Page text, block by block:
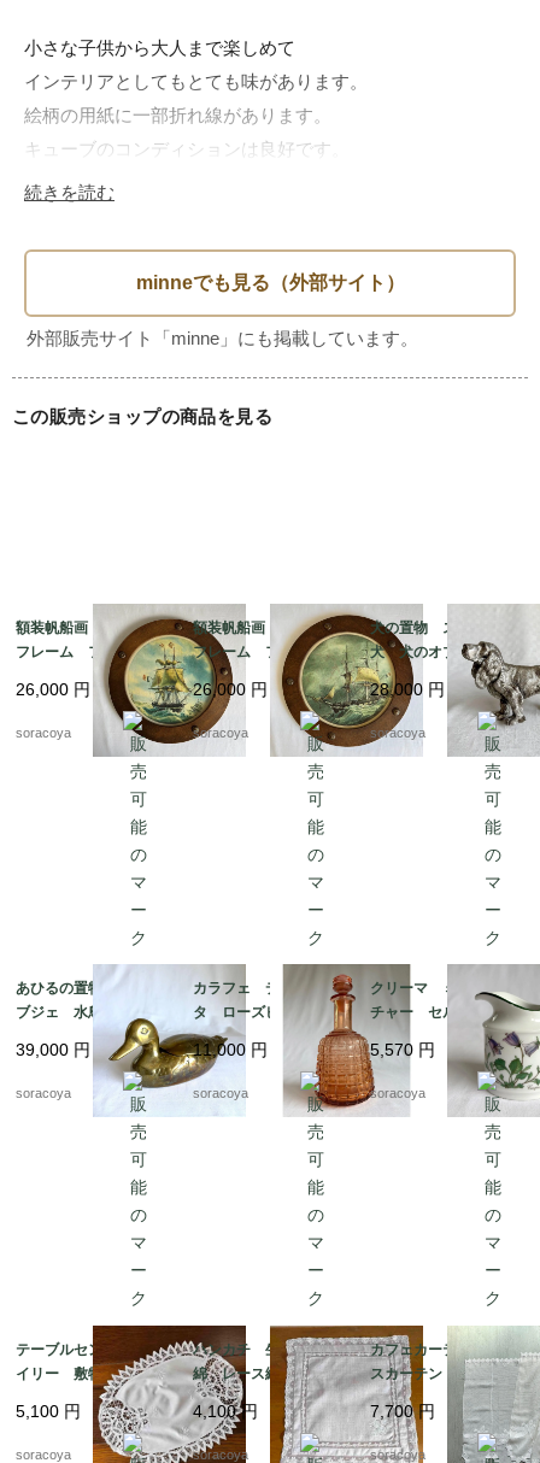
小さな子供から大人まで楽しめて
インテリアとしてもとても味があります。
絵柄の用紙に一部折れ線があります。
キューブのコンディションは良好です。
キューブ　42 × 42 × 42
■素材： 紙　樹脂
■ブランド：　Garnier社
Walt Disney Productions
■在庫：　1
続きを読む
この販売ショップの商品を見る
額装帆船画 木製丸型
フレーム フランス
マリン 晴天 航海 19
otm18-2
26,000 円
soracoya
額装帆船画 木製丸型
フレーム フランス
マリン 荒天 航海 1
9otm18-1
26,000 円
soracoya
犬の置物 スパニエル
犬 犬のオブジェ 猟
犬 メタルオブジェ 19
otk30
28,000 円
soracoya
あひるの置物 真鍮オ
ブジェ 水鳥 小物入
れ 19otｍ14-5
39,000 円
soracoya
カラフェ デキャン
タ ローズピンク アー
ルデコ 水差し 19tw
m16
11,000 円
soracoya
クリーマ ミルクピッ
チャー セルトマンヴ
ァイデン ババリア 1
2kwew13
5,570 円
soracoya
テーブルセンター ド
イリー 敷物 レース
リネン オーバル型 12
clec3
5,100 円
soracoya
ハンカチ 生成り色木
綿 レース縁取り 白
糸刺繍 ティーナプキ
ン 19cld37
4,100円
soracoya
カフェカーテン レー
スカーテン とんぼ刺
繍 ２枚組 12cleh22
7,700円
soracoya